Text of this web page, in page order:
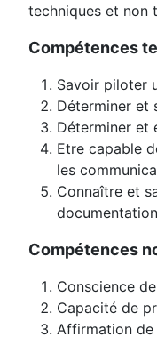
techniques et non
Compétences
Savoir piloter
Déterminer et
Déterminer et
Etre capable
les
Connaître et
documentation
Compétences
Conscience
Capacité de
Affirmation de